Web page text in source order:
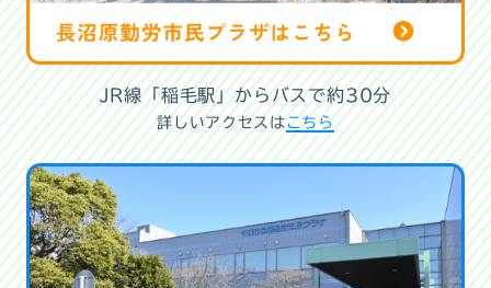
JR線「稲毛駅」からバスで約30分
詳しいアクセスはこちら